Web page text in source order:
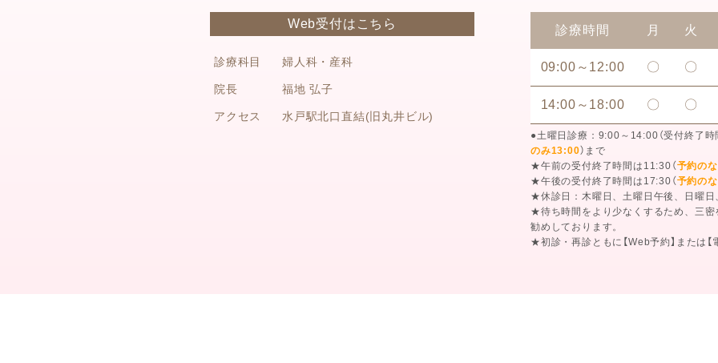
Web受付はこちら
診療科目 婦人科・産科
院長 福地 弘子
アクセス 水戸駅北口直結(旧丸井ビル)
●土曜日診療：9:00～14:00（受付終了時
のみ13:00）まで
★午前の受付終了時間は11:30（予約の
★午後の受付終了時間は17:30（予約の
★休診日：木曜日、土曜日午後、日曜日
★待ち時間をより少なくするため、三密
勧めしております。
★初診・再診ともに【Web予約】または【
診療時間 月 火
09:00～12:00 〇 〇
14:00～18:00 〇 〇